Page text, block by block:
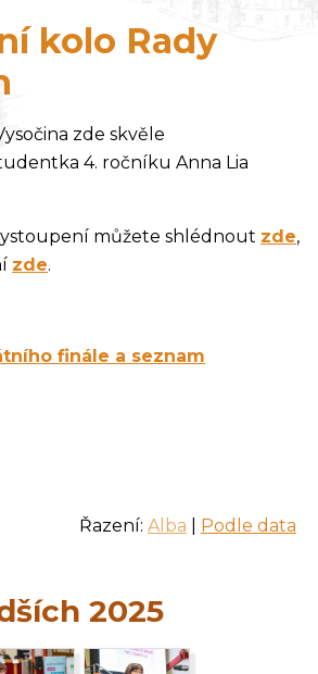
kolo Rady
zde skvěle
4. ročníku Anna Lia
můžete shlédnout zde,
zde.
finále a seznam
Řazení: Alba Podle data
2025